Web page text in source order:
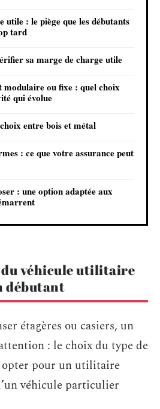
utile : le piège que les débutants
tard
sa marge de charge utile
modulaire ou fixe : quel choix
qui évolue
entre bois et métal
: ce que votre assurance peut
: une option adaptée aux
du véhicule utilitaire
débutant
étagères ou casiers, un
: le choix du type de
pour un utilitaire
véhicule particulier